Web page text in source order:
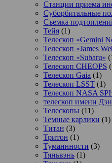
Станции приема
Суборбитальные
Съемка
Тейя (1)
Телескоп «Gemini
Телескоп «James
Телескоп «Subaru»
Телескоп CHEOPS
Телескоп Gaia (1)
Телескоп LSST (1)
Телескоп NASA
телескоп имени
Телескопы (11)
Темные карлики (1)
Титан (3)
Тритон (1)
Туманнности (3)
Тяньвэнь (1)